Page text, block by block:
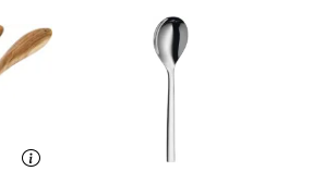
hohe Kantenschlagfestigkeit
be green: Umwelt-Qualitäts-